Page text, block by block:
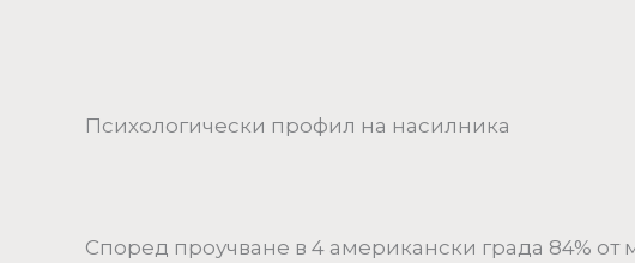
Психологически профил на насилника
Според проучване в 4 американски града 84%